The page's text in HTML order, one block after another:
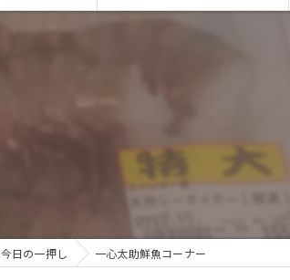
今日の一押し 一心太助鮮魚コーナー